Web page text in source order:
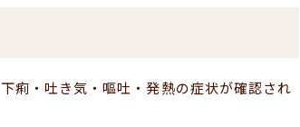
痢・吐き気・嘔吐・発熱の症状が確認され